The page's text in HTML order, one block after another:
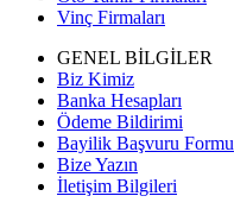
Vinç Firmaları
GENEL BİLGİLER
Biz Kimiz
Banka Hesapları
Ödeme Bildirimi
Bayilik Başvuru Formu
Bize Yazın
İletişim Bilgileri